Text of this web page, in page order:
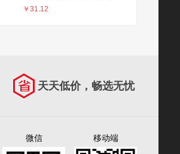
巾50片/卷共200片60g/㎡加厚
￥ 31.12
天天低价，畅选无忧
微信 移动端